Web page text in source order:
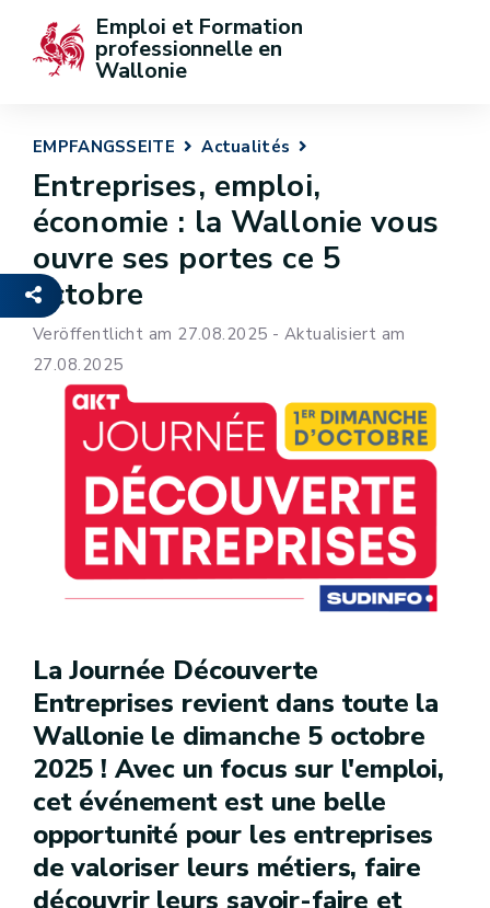
Emploi et Formation
professionnelle en
Wallonie
EMPFANGSSEITE Actualités
Entreprises, emploi,
économie : la Wallonie vous
ouvre ses portes ce 5
octobre
Veröffentlicht am 27.08.2025 - Aktualisiert am
27.08.2025
La Journée Découverte
Entreprises revient dans toute la
Wallonie le dimanche 5 octobre
2025 ! Avec un focus sur l'emploi,
cet événement est une belle
opportunité pour les entreprises
de valoriser leurs métiers, faire
découvrir leurs savoir-faire et